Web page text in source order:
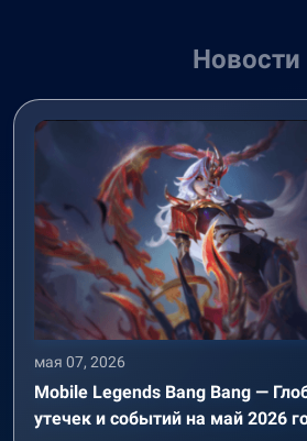
Новости
мая 07, 2026
Mobile Legends Bang Bang —
утечек и событий на май 2026